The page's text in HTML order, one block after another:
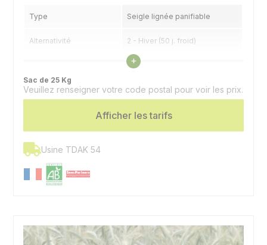
Type Seigle lignée panifiable
Alternativité 2 - Hiver (50 j. froid)
6 - 1/2 précoce
Voir les caractéristiques
+
Sac de 25 Kg
Veuillez renseigner votre code postal pour voir les prix.
Afficher les tarifs
Usine TDAK 54